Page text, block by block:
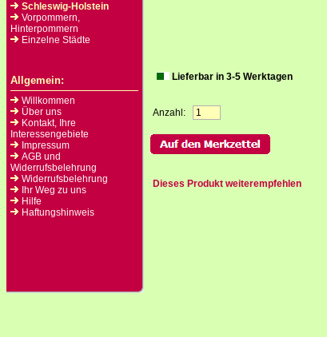
Schleswig-Holstein
Vorpommern,
Hinterpommern
Einzelne Städte
Allgemein:
Willkommen
Über uns
Kontakt, Ihre
Interessengebiete
Impressum
AGB und
Widerrufsbelehrung
Widerrufsbelehrung
Ihr Weg zu uns
Hilfe
Haftungshinweis
Lieferbar in 3-5 Werktagen
Anzahl:
Dieses Produkt weiterempfehlen